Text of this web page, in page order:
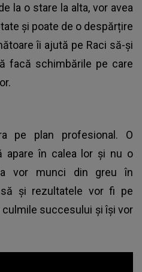
la o stare la alta, vor avea
și poate de o despărțire
îi ajută pe Raci să-și
facă schimbările pe care
pe plan profesional. O
apare în calea lor și nu o
vor munci din greu în
și rezultatele vor fi pe
culmile succesului și își vor